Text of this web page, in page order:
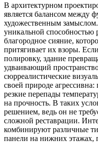
В архитектурном
является балансом между
художественным
уникальной способностью
благородное сияние,
притягивает их взоры.
полировку, здание
удваивающий
сюрреалистические
своей природе
резкие перепады
на прочность. В таких
решением, ведь он не
сложной реставрации.
комбинируют различные
панели на нижних этажах,